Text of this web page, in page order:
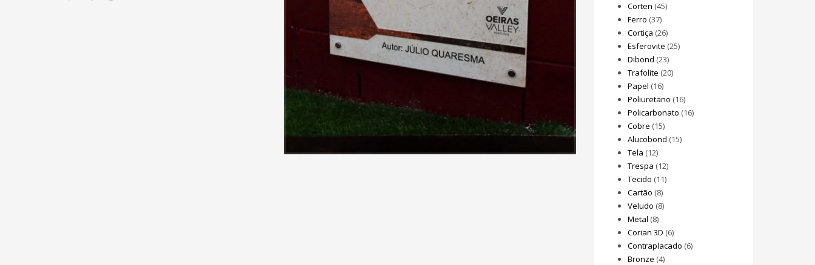
Corten (45)
Ferro (37)
Cortiça (26)
Esferovite (25)
Dibond (23)
Trafolite (20)
Papel (16)
Poliuretano (16)
Policarbonato (16)
Cobre (15)
Alucobond (15)
Tela (12)
Trespa (12)
Tecido (11)
Cartão (8)
Veludo (8)
Metal (8)
Corian 3D (6)
Contraplacado (6)
Bronze (4)